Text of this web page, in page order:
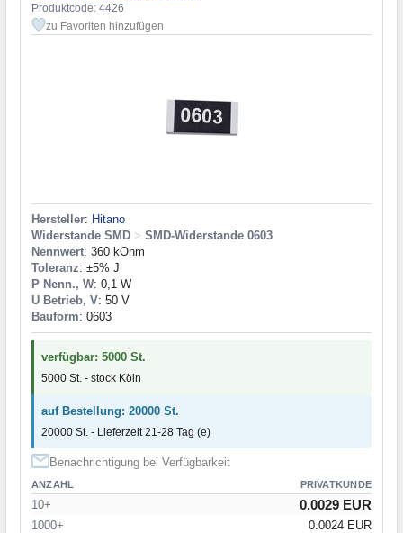
Produktcode: 4426
zu Favoriten hinzufügen
Hersteller: Hitano
Widerstande SMD > SMD-Widerstande 0603
Nennwert: 360 kOhm
Toleranz: ±5% J
P Nenn., W: 0,1 W
U Betrieb, V: 50 V
Bauform: 0603
verfügbar: 5000 St.
5000 St. - stock Köln
auf Bestellung: 20000 St.
20000 St. - Lieferzeit 21-28 Tag (e)
Benachrichtigung bei Verfügbarkeit
ANZAHL PRIVATKUNDE
10+ 0.0029 EUR
1000+
0.0024 EUR